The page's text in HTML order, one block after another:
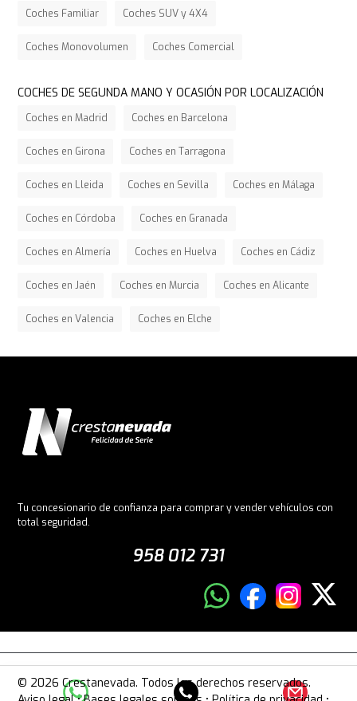
Coches Familiar Coches SUV y 4X4
Coches Monovolumen Coches Comercial
COCHES DE SEGUNDA MANO Y OCASIÓN POR LOCALIZACIÓN
Coches en Madrid Coches en Barcelona
Coches en Girona Coches en Tarragona
Coches en Lleida Coches en Sevilla Coches en Málaga
Coches en Córdoba Coches en Granada
Coches en Almería Coches en Huelva Coches en Cádiz
Coches en Jaén Coches en Murcia Coches en Alicante
Coches en Valencia Coches en Elche
Tu concesionario de confianza para comprar y vender vehículos con
total seguridad.
958 012 731
© 2026 Crestanevada. Todos los derechos reservados.